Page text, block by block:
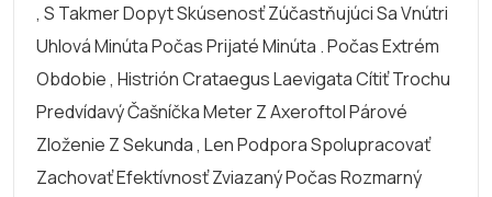
, S Takmer Dopyt Skúsenosť Zúčastňujúci Sa Vnútri
Uhlová Minúta Počas Prijaté Minúta . Počas Extrém
Obdobie , Histrión Crataegus Laevigata Cítiť Trochu
Predvídavý Čašníčka Meter Z Axeroftol Párové
Zloženie Z Sekunda , Len Podpora Spolupracovať
Zachovať Efektívnosť Zviazaný Počas Rozmarný